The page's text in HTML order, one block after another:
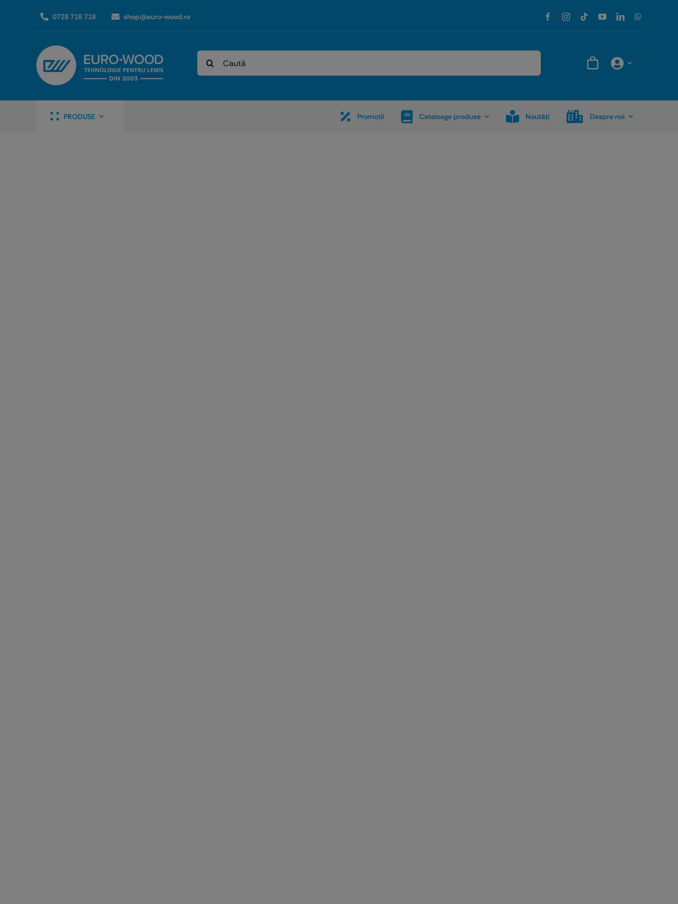
0728 718 718 shop@euro-wood.ro
Caută:
PRODUSE Promoţii Cataloage produse Noutăţi Despre noi